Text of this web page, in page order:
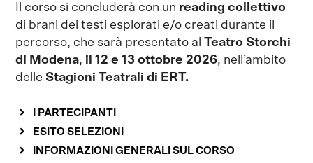
Il corso si concluderà con un reading collettivo
di brani dei testi esplorati e/o creati durante il
percorso, che sarà presentato alTeatro Storchi
di Modena, il 12 e 13 ottobre 2026, nell’ambito
delle Stagioni Teatrali di ERT.
I PARTECIPANTI
ESITO SELEZIONI
INFORMAZIONI GENERALI SUL CORSO